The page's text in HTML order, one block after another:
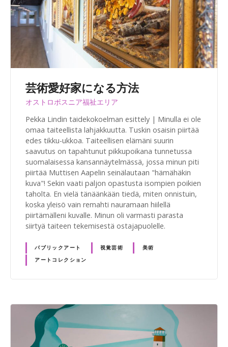
芸術愛好家になる方法
オストロボスニア福祉エリア
Pekka Lindin taidekokoelman esittely | Minulla ei ole
omaa taiteellista lahjakkuutta. Tuskin osaisin piirtää
edes tikku-ukkoa. Taiteellisen elämäni suurin
saavutus on tapahtunut pikkupoikana tunnetussa
suomalaisessa kansannäytelmässä, jossa minun piti
piirtää Muttisen Aapelin seinälautaan "hämähäkin
kuva"! Sekin vaati paljon opastusta isompien poikien
taholta. En vielä tänäänkään tiedä, miten onnistuin,
koska yleisö vain remahti nauramaan hiilellä
piirtämälleni kuvalle. Minun oli varmasti parasta
siirtyä taiteen tekemisestä ostajapuolelle.
パブリックアート 視覚芸術
美術
アートコレクション